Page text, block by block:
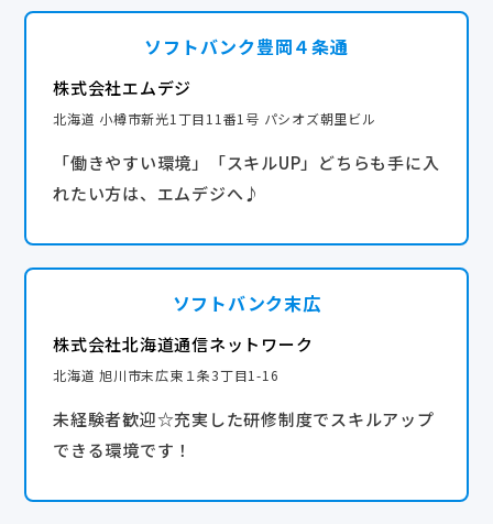
ライフスタイルが変わっても、仕事を変える必要は
ありません！！
年間休日120日以上
ソフトバンク豊岡４条通
株式会社エムデジ
北海道 小樽市新光1丁目11番1号 パシオズ朝里ビル
「働きやすい環境」「スキルUP」どちらも手に入
れたい方は、エムデジへ♪
ソフトバンク末広
株式会社北海道通信ネットワーク
北海道 旭川市末広東１条3丁目1-16
未経験者歓迎☆充実した研修制度でスキルアップ
できる環境です！